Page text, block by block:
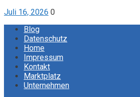
Juli 16, 2026 0
Blog
Datenschutz
Home
Impressum
Kontakt
Marktplatz
Unternehmen